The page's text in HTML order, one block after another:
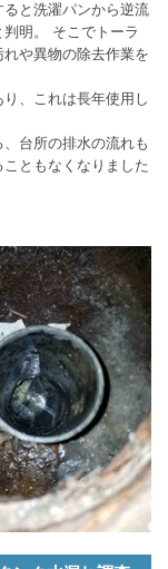
と洗濯パンから逆流
明。 そこでトーラ
や異物の除去作業を
、これは長年使用し
台所の排水の流れも
ともなくなりました